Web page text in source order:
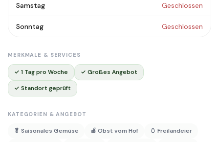
Samstag Geschlossen
Sonntag Geschlossen
MERKMALE & SERVICES
✓ 1 Tag pro Woche ✓ Großes Angebot
✓ Standort geprüft
KATEGORIEN & ANGEBOT
🥬 Saisonales Gemüse 🍎 Obst vom Hof 🥚 Freilandeier